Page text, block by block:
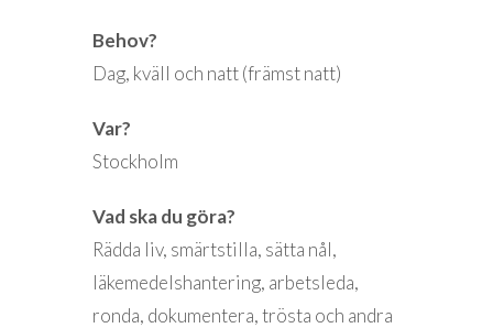
Behov?
Dag, kväll och natt (främst natt)
Var?
Stockholm
Vad ska du göra?
Rädda liv, smärtstilla, sätta nål,
läkemedelshantering, arbetsleda,
ronda, dokumentera, trösta och andra